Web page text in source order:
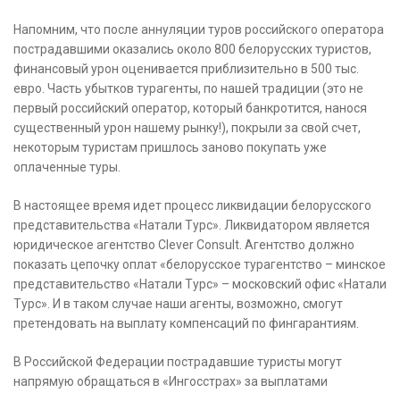
Напомним, что после аннуляции туров российского оператора
пострадавшими оказались около 800 белорусских туристов,
финансовый урон оценивается приблизительно в 500 тыс.
евро. Часть убытков турагенты, по нашей традиции (это не
первый российский оператор, который банкротится, нанося
существенный урон нашему рынку!), покрыли за свой счет,
некоторым туристам пришлось заново покупать уже
оплаченные туры.
В настоящее время идет процесс ликвидации белорусского
представительства «Натали Турс». Ликвидатором является
юридическое агентство Clever Consult. Агентство должно
показать цепочку оплат «белорусское турагентство – минское
представительство «Натали Турс» – московский офис «Натали
Турс». И в таком случае наши агенты, возможно, смогут
претендовать на выплату компенсаций по фингарантиям.
В Российской Федерации пострадавшие туристы могут
напрямую обращаться в «Ингосстрах» за выплатами